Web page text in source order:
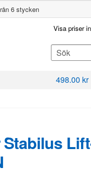
6 stycken
Visa priser
Search
for:
498.00 kr